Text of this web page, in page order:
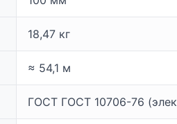
18,47 кг
≈ 54,1 м
ГОСТ ГОСТ 10706-76